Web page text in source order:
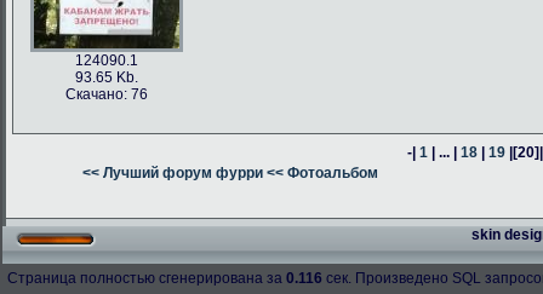
h-98160
h-98164
124090.1
93.65 Kb.
Скачано: 76
-| 1 | ... | 18 | 19 |[20]
<< Лучший форум фурри << Фотоальбом
skin
Страница полностью сгенерирована за 0.116 сек. Произведено SQL